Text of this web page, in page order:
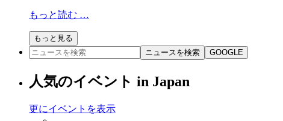
もっと読む …
もっと見る
ニュースを検索
GOOGLE
人気のイベント in Japan
更にイベントを表示